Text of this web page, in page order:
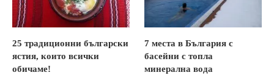
25 традиционни български
ястия, които всички
обичаме!
7 места в България с
басейни с топла
минерална вода